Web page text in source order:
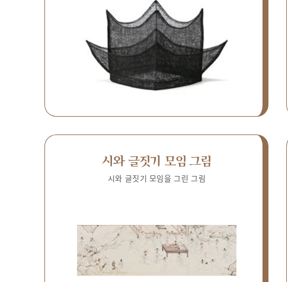
시와 글짓기 모임 그림
시와 글짓기 모임을 그린 그림